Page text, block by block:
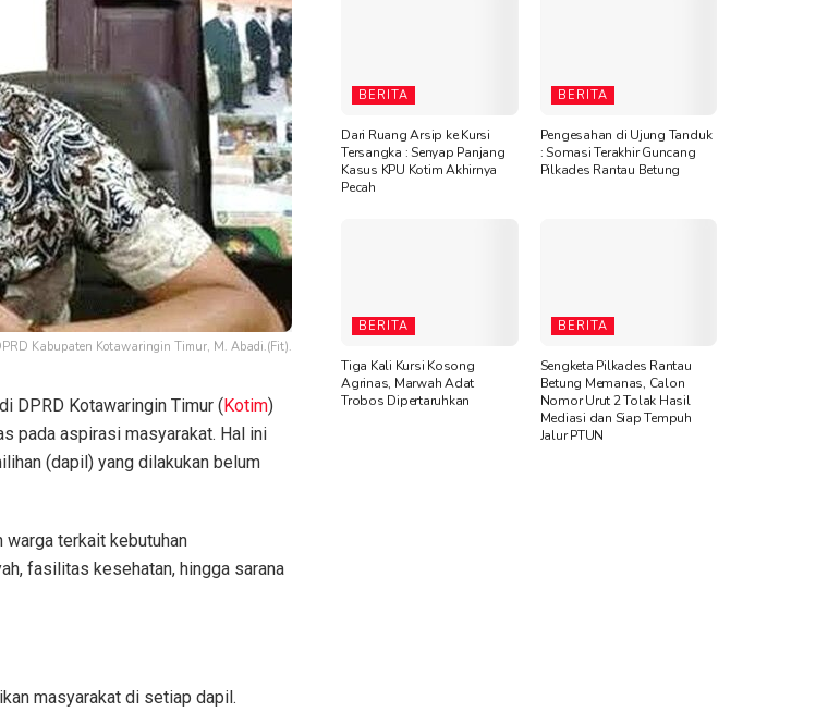
Kabupaten Kotawaringin Timur, M. Abadi.(Fit).
DPRD Kotawaringin Timur (Kotim)
pada aspirasi masyarakat. Hal ini
(dapil) yang dilakukan belum
warga terkait kebutuhan
fasilitas kesehatan, hingga sarana
masyarakat di setiap dapil.
BERITA
Dari Ruang Arsip ke Kursi
Tersangka : Senyap Panjang
Kasus KPU Kotim Akhirnya
Pecah
BERITA
Pengesahan di Ujung Tanduk
: Somasi Terakhir Guncang
Pilkades Rantau Betung
BERITA
Tiga Kali Kursi Kosong
Agrinas, Marwah Adat
Trobos Dipertaruhkan
BERITA
Sengketa Pilkades Rantau
Betung Memanas, Calon
Nomor Urut 2 Tolak Hasil
Mediasi dan Siap Tempuh
Jalur PTUN